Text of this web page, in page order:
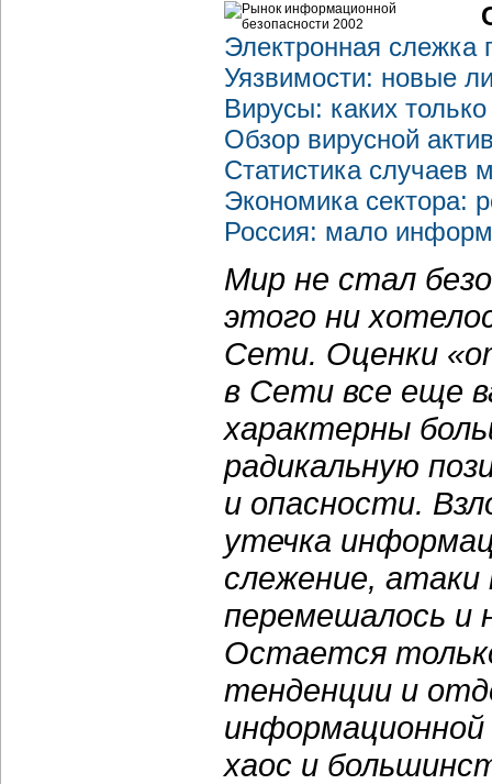
Электронная слежка
Уязвимости: новые
Вирусы: каких
Обзор вирусной
Статистика случаев
Экономика сектора:
Россия: мало
Мир не стал
этого ни
Сети. Оценки
в Сети все еще
характерны
радикальную
и опасности.
утечка
слежение,
перемешалось и
Остается
тенденции и
хаос и